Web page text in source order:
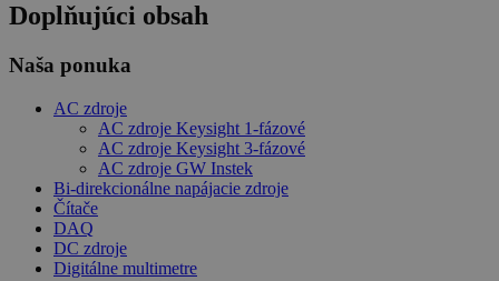
Doplňujúci obsah
Naša ponuka
AC zdroje
AC zdroje Keysight 1-fázové
AC zdroje Keysight 3-fázové
AC zdroje GW Instek
Bi-direkcionálne napájacie zdroje
Čítače
DAQ
DC zdroje
Digitálne multimetre